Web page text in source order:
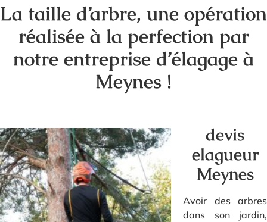
La taille d’arbre, une opération
réalisée à la perfection par
notre entreprise d’élagage à
Meynes !
devis
elagueur
Meynes
Avoir des arbres
dans son jardin,